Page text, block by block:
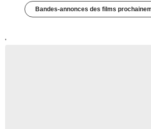
Bandes-annonces des films
'